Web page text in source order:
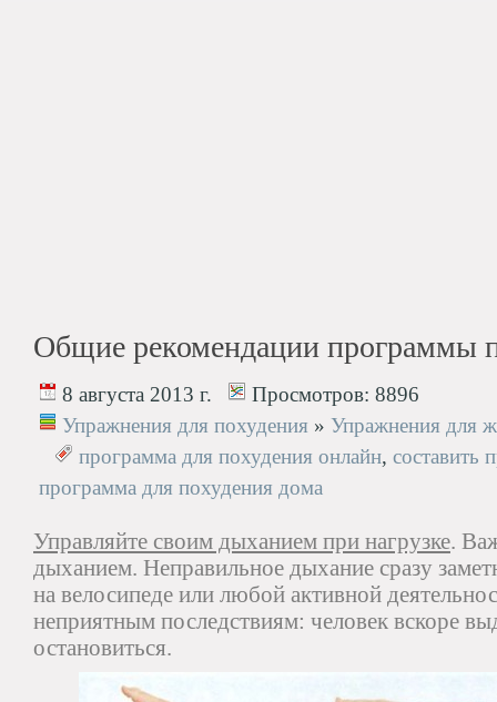
Общие рекомендации программы
8 августа 2013 г. Просмотров: 8896
Упражнения для похудения » Упражнения для
программа для похудения онлайн, составить
программа для похудения дома
Управляйте своим дыханием при нагрузке.
дыханием. Неправильное дыхание сразу
на велосипеде или любой активной
неприятным последствиям: человек вскоре
остановиться.